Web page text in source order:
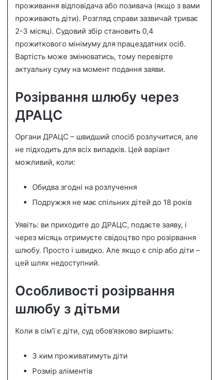
проживання відповідача або позивача (якщо з вами
проживають діти). Розгляд справи зазвичай триває
2-3 місяці. Судовий збір становить 0,4
прожиткового мінімуму для працездатних осіб.
Вартість може змінюватись, тому перевірте
актуальну суму на момент подання заяви.
Розірвання шлюбу через
ДРАЦС
Органи ДРАЦС – швидший спосіб розлучитися, але
не підходить для всіх випадків. Цей варіант
можливий, коли:
Обидва згодні на розлучення
Подружжя не має спільних дітей до 18 років
Уявіть: ви приходите до ДРАЦС, подаєте заяву, і
через місяць отримуєте свідоцтво про розірвання
шлюбу. Просто і швидко. Але якщо є спір або діти –
цей шлях недоступний.
Особливості розірвання
шлюбу з дітьми
Коли в сім’ї є діти, суд обов’язково вирішить:
З ким проживатимуть діти
Розмір аліментів